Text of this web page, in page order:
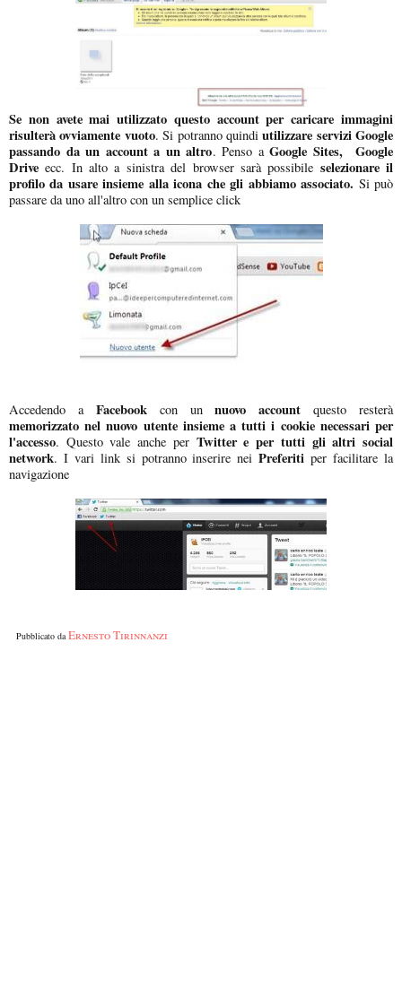
Se non avete mai utilizzato questo account per caricare immagini
risulterà ovviamente vuoto. Si potranno quindiutilizzare servizi Google
passando da un account a un altro. Penso aGoogle Sites, Google
Drive ecc. In alto a sinistra del browser sarà possibile selezionare il
profilo da usare insieme alla icona che gli abbiamo associato. Si può
passare da uno all'altro con un semplice click
Accedendo a Facebookcon unnuovo account questo resterà
memorizzato nel nuovo utente insieme a tutti i cookie necessari per
l'accesso. Questo vale anche per Twitter e per tutti gli altri social
network. I vari link si potranno inserire neiPreferitiper facilitare la
navigazione
Pubblicato daErnesto Tirinnanzi